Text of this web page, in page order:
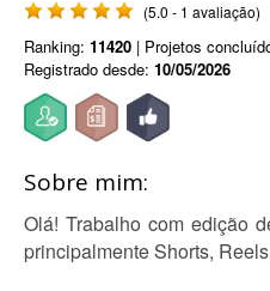
(5.0 - 1 avaliação)
Ranking: 11420 | Projetos
Registrado desde: 10/05/2026
Sobre mim:
Olá! Trabalho com edição
principalmente Shorts,